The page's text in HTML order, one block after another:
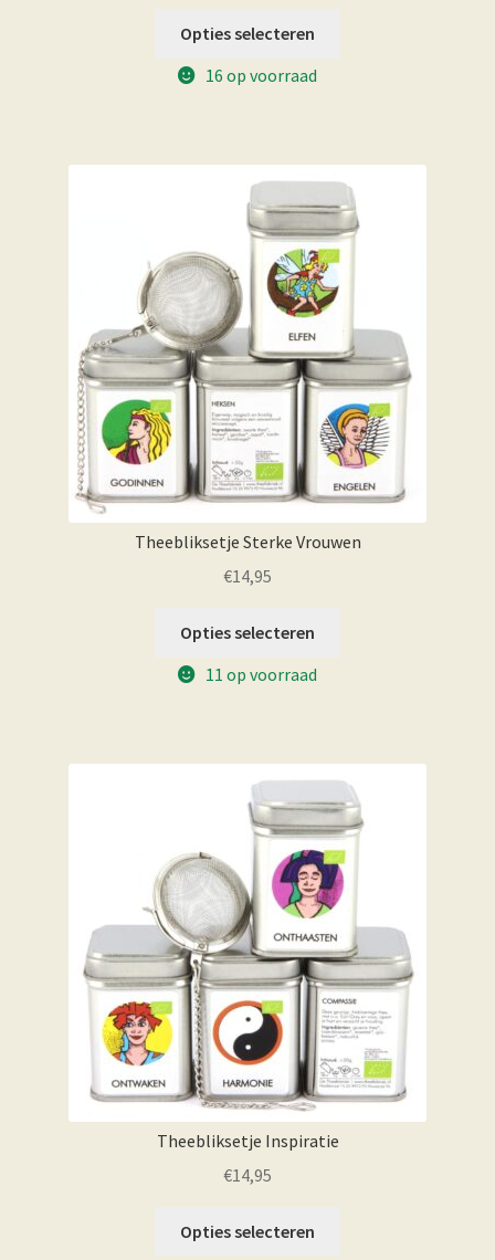
Opties selecteren
16 op voorraad
Theebliksetje Sterke Vrouwen
€14,95
Opties selecteren
11 op voorraad
Theebliksetje Inspiratie
€14,95
Opties selecteren